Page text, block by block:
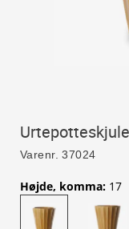
Varenr. 37024
Højde, komma: 17